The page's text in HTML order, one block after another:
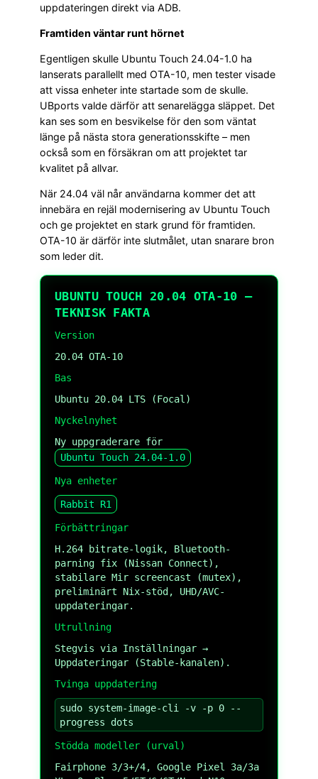
uppdateringen direkt via ADB.
Framtiden väntar runt hörnet
Egentligen skulle Ubuntu Touch 24.04-1.0 ha
lanserats parallellt med OTA-10, men tester visade
att vissa enheter inte startade som de skulle.
UBports valde därför att senarelägga släppet. Det
kan ses som en besvikelse för den som väntat
länge på nästa stora generationsskifte – men
också som en försäkran om att projektet tar
kvalitet på allvar.
När 24.04 väl når användarna kommer det att
innebära en rejäl modernisering av Ubuntu Touch
och ge projektet en stark grund för framtiden.
OTA-10 är därför inte slutmålet, utan snarare bron
som leder dit.
UBUNTU TOUCH 20.04 OTA-10 –
TEKNISK FAKTA
Version
20.04 OTA-10
Bas
Ubuntu 20.04 LTS (Focal)
Nyckelnyhet
Ny uppgraderare för
Ubuntu Touch 24.04-1.0
Nya enheter
Rabbit R1
Förbättringar
H.264 bitrate-logik, Bluetooth-
parning fix (Nissan Connect),
stabilare Mir screencast (mutex),
preliminärt Nix-stöd, UHD/AVC-
uppdateringar.
Utrullning
Stegvis via Inställningar →
Uppdateringar (Stable-kanalen).
Tvinga uppdatering
sudo system-image-cli -v -p 0 --
progress dots
Stödda modeller (urval)
Fairphone 3/3+/4, Google Pixel 3a/3a